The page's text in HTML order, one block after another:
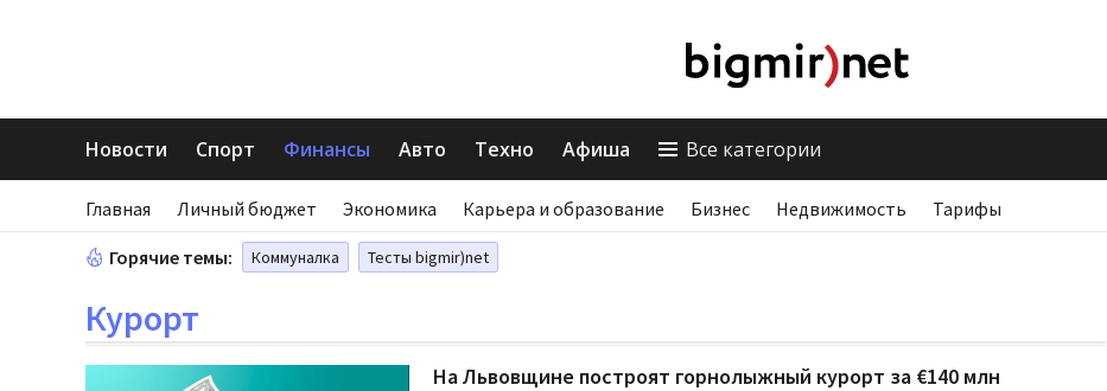
Новости Спорт Финансы Авто Техно Афиша Все категории
Главная Личный бюджет Экономика Карьера и образование Бизнес Недвижимость Тарифы
Горячие темы: Коммуналка Тесты bigmir)net
Курорт
На Львовщине построят горнолыжный курорт за €140 млн